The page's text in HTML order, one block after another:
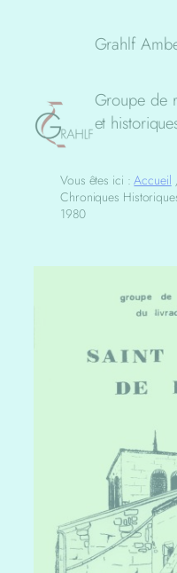
Grahlf
Groupe de
et
Vous êtes ici :Accueil
Chroniques
1980